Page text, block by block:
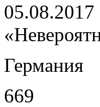
05.08.2017
Германия
669